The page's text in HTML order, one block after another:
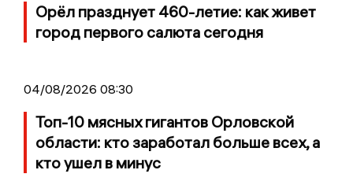
Орёл празднует 460-летие: как живет
город первого салюта сегодня
04/08/2026 08:30
Топ-10 мясных гигантов Орловской
области: кто заработал больше всех, а
кто ушел в минус